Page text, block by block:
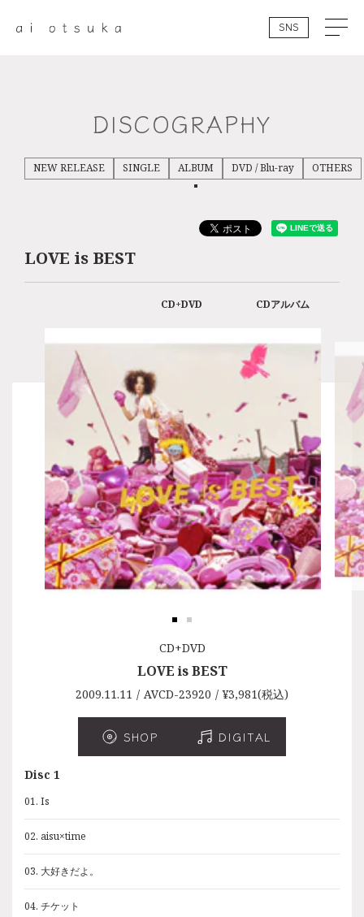
SNS
DISCOGRAPHY
NEW RELEASE SINGLE ALBUM DVD / Blu-ray OTHERS
LOVE is BEST
CD+DVD CDアルバム
CD+DVD
LOVE is BEST
2009.11.11 AVCD-23920 ¥3,981(税込)
SHOP DIGITAL
Disc 1
01. Is
02. aisu×time
03. 大好きだよ。
04. チケット
CDアルバム
LOVE is BEST
2009.11.11 AVCD-23921 ¥3,204(税込)
SHOP DIGITAL
Disc 1
01. Is
02. aisu×time
03. 大好きだよ。
04. チケット